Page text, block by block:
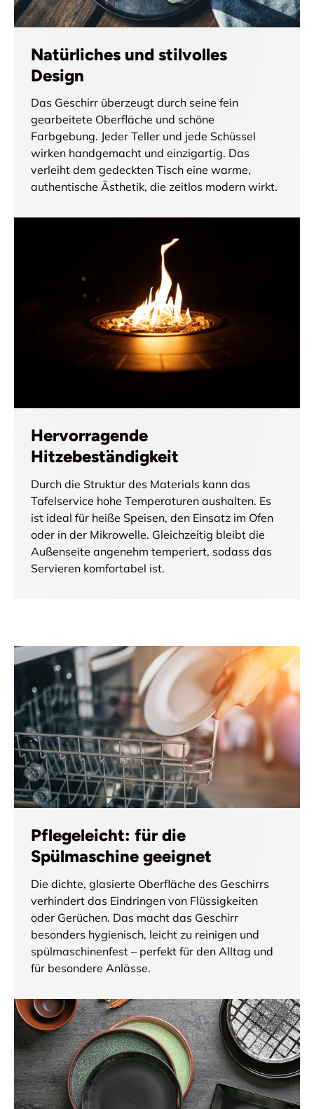
Natürliches und stilvolles
Design
Das Geschirr überzeugt durch seine fein
gearbeitete Oberfläche und schöne
Farbgebung. Jeder Teller und jede Schüssel
wirken handgemacht und einzigartig. Das
verleiht dem gedeckten Tisch eine warme,
authentische Ästhetik, die zeitlos modern wirkt.
Hervorragende
Hitzebeständigkeit
Durch die Struktur des Materials kann das
Tafelservice hohe Temperaturen aushalten. Es
ist ideal für heiße Speisen, den Einsatz im Ofen
oder in der Mikrowelle. Gleichzeitig bleibt die
Außenseite angenehm temperiert, sodass das
Servieren komfortabel ist.
Pflegeleicht: für die
Spülmaschine geeignet
Die dichte, glasierte Oberfläche des Geschirrs
verhindert das Eindringen von Flüssigkeiten
oder Gerüchen. Das macht das Geschirr
besonders hygienisch, leicht zu reinigen und
spülmaschinenfest – perfekt für den Alltag und
für besondere Anlässe.